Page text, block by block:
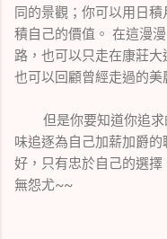
同的景觀；你可以用日
積自己的價值。 在這漫
路，也可以只走在康莊大
也可以回顧曾經走過的美
但是你要知道你追求
味追逐為自己加薪加爵
好，只有忠於自己的選
無怨尤~~